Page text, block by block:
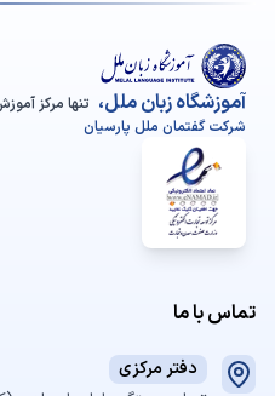
آموزشگاه زبان ملل، تنها مرکز
شرکت گفتمان ملل پارسیان
تماس با ما
دفتر مرکزی